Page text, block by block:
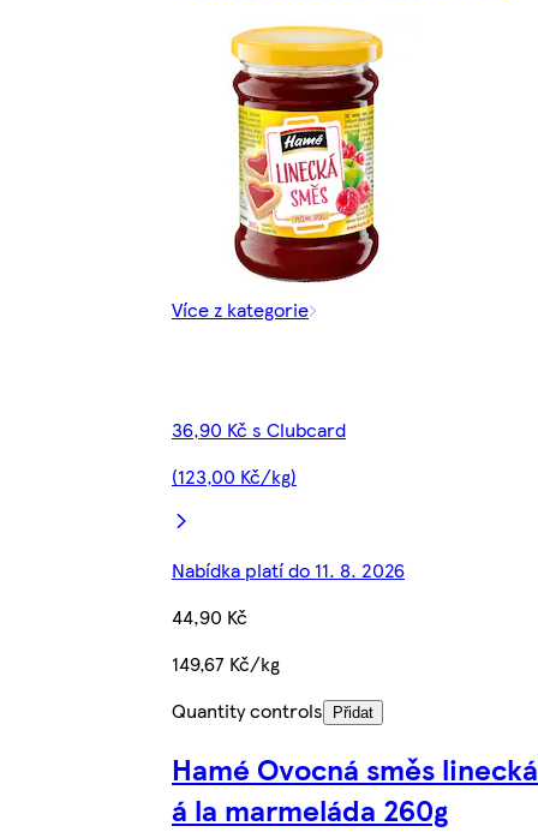
Více z kategorie
36,90 Kč s Clubcard
(123,00 Kč/kg)
Nabídka platí do 11. 8. 2026
44,90 Kč
149,67 Kč/kg
Quantity controls
Přidat
Hamé Ovocná směs linecká
á la marmeláda 260g